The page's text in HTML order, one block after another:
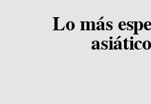
Lo más